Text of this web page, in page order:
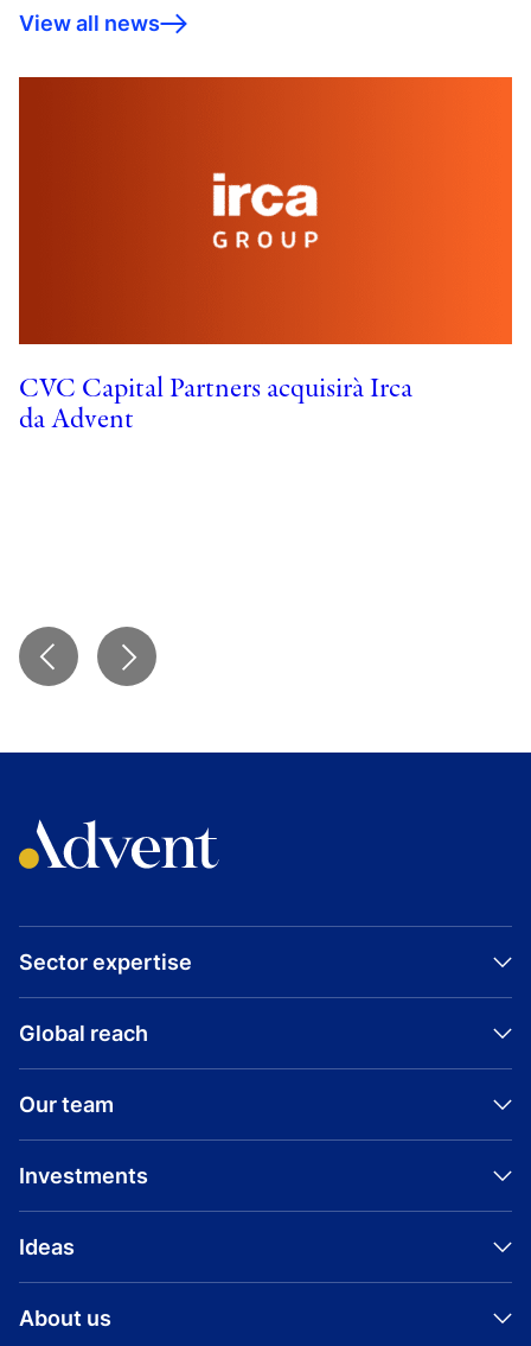
View all news
CVC Capital Partners acquisirà Irca
da Advent
Sector expertise
Global reach
Our team
Investments
Ideas
About us